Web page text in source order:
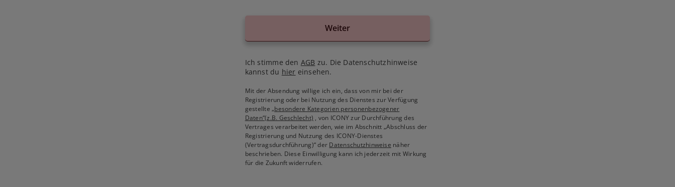
Weiter
Ich stimme den AGB zu. Die Datenschutzhinweise
kannst du hier einsehen.
Mit der Absendung willige ich ein, dass von mir bei der
Registrierung oder bei Nutzung des Dienstes zur Verfügung
gestellte„besondere Kategorien personenbezogener
Daten“(z.B. Geschlecht) , von ICONY zur Durchführung des
Vertrages verarbeitet werden, wie im Abschnitt „Abschluss der
Registrierung und Nutzung des ICONY-Dienstes
(Vertragsdurchführung)“ der Datenschutzhinweise näher
beschrieben. Diese Einwilligung kann ich jederzeit mit Wirkung
für die Zukunft widerrufen.